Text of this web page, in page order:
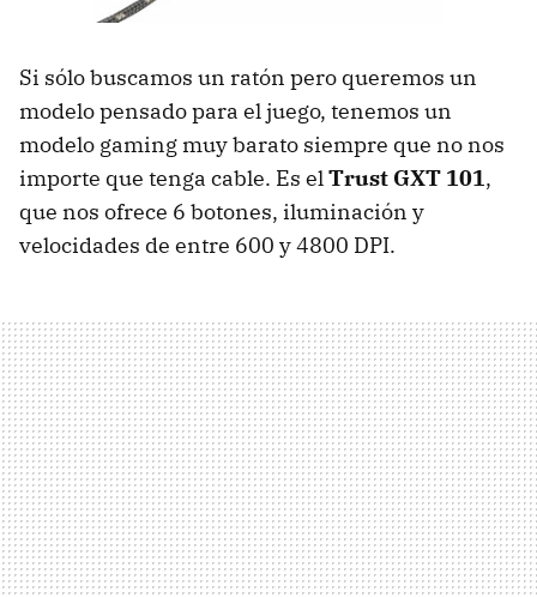
Si sólo buscamos un ratón pero queremos un
modelo pensado para el juego, tenemos un
modelo gaming muy barato siempre que no nos
importe que tenga cable. Es elTrust GXT 101,
que nos ofrece 6 botones, iluminación y
velocidades de entre 600 y 4800 DPI.